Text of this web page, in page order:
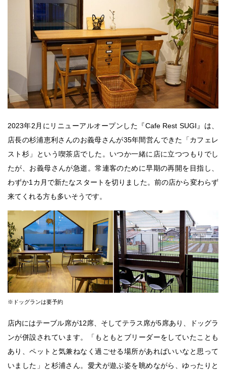
2023年2月にリニューアルオープンした『Cafe Rest SUGI』は、
店長の杉浦恵利さんのお義母さんが35年間営んできた「カフェレ
スト杉」という喫茶店でした。いつか一緒に店に立つつもりでし
たが、お義母さんが急逝。常連客のために早期の再開を目指し、
わずか1カ月で新たなスタートを切りました。前の店から変わらず
来てくれる方も多いそうです。
※ドッグランは要予約
店内にはテーブル席が12席、そしてテラス席が5席あり、ドッグラ
ンが併設されています。「もともとブリーダーをしていたことも
あり、ペットと気兼ねなく過ごせる場所があればいいなと思って
いました」と杉浦さん。愛犬が遊ぶ姿を眺めながら、ゆったりと